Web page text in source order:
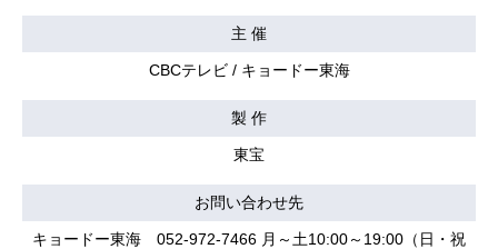
主 催
CBCテレビ / キョードー東海
製 作
東宝
お問い合わせ先
キョードー東海 052-972-7466 月～土10:00～19:00（日・祝